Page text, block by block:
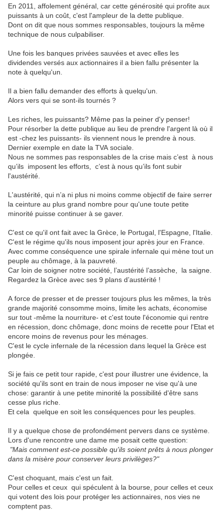
En 2011, affolement général, car cette générosité qui profite aux
puissants à un coût c'est l'ampleur de la dette publique.
Dont on dit que nous sommes responsables , toujours la même
technique de nous culpabiliser.
Une fois les banques privées sauvées et avec elles les
dividendes versés aux actionnaires il a bien fallu présenter la
note à quelqu'un.
Il a bien fallu demander des efforts à quelqu'un.
Alors vers qui se sont-ils tournés ?
Les riches , les puissants? Même pas la peiner d'y penser!
Pour résorber la dette publique au lieu de prendre l'argent là où il
est -chez les puissants- ils viennent nous le prendre à nous.
Dernier exemple en date la TVA sociale.
Nous ne sommes pas responsables de la crise mais c’est à nous
qu’ils imposent les efforts
c’est à nous qu’ils font subir
l'austérité.
L'austérité qui n’a ni plus ni moins comme objectif de faire serrer
la ceinture au plus grand nombre pour qu'une toute petite
minorité puisse continuer à se gaver.
C'est ce qu'il ont fait avec la Grèce, le Portugal, l'Espagne, l'Italie.
C'est le régime qu'ils nous imposent jour après jour en France.
Avec comme conséquence une spirale infernale qui mène tout un
peuple au chômage, à la pauvreté.
Car loin de soigner notre société, l’austérité l’assèche,
la saigne.
Regardez la Grèce avec ses 9 plans d’austérité !
A force de presser et de presser toujours plus les mêmes, la très
grande majorité consomme moins, limite les achats, économise
sur tout -même la nourriture- et c'est toute l'économie qui rentre
en récession, donc chômage, donc moins de recette pour l'Etat et
encore moins de revenus pour les ménages.
C'est le cycle infernale de la récession dans lequel la Grèce est
plongée.
Si je fais ce petit tour rapide, c'est pour illustrer une évidence la
société qu'ils sont en train de nous imposer ne vise qu'à une
chose: garantir à une petite minorité la possibilité d'être sans
cesse plus riche
Et cela quelque en soit les conséquences pour les peuples
Il y a quelque chose de profondément pervers dans ce système.
Lors d'une rencontre une dame me posait cette question:
"Mais comment est-ce possible qu'ils soient prêts à nous plonger
dans la misère pour conserver leurs privilèges?"
C'est choquant, mais c'est un fait.
Pour celles et ceux qui spéculent à la bourse, pour celles et ceux
qui votent des lois pour protéger les actionnaires nos vies ne
comptent pas.